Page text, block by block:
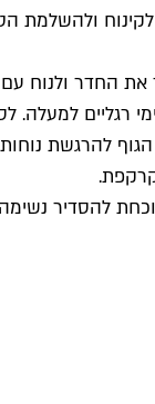
ולהשלמת
למעלה.
הגוף להרגשת
להסדיר